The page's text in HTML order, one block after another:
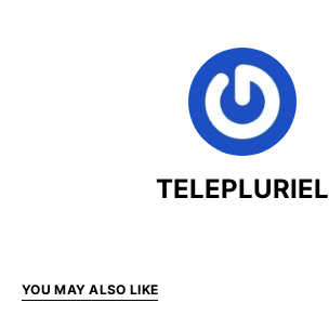
TELEPLURIEL
YOU MAY ALSO LIKE